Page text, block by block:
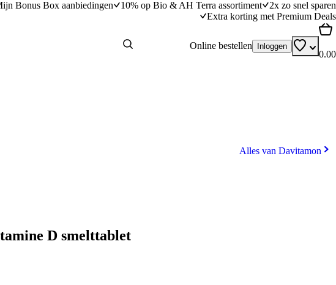
Bonus Box aanbiedingen 10% op Bio & AH Terra assortiment
2x zo snel sparen
Extra korting met Premium Deals
Online bestellen Inloggen
0.00
Alles van Davitamon
D smelttablet